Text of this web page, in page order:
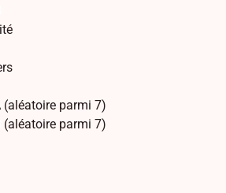
(aléatoire parmi 7)
(aléatoire parmi 7)